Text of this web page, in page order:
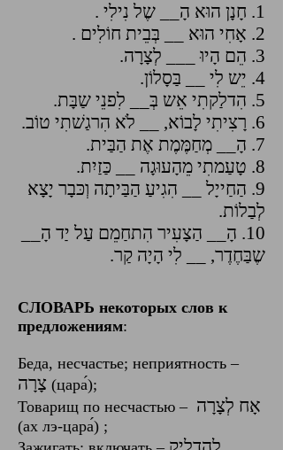
1. חָנָן הוּא הָ__ שֶל נִילִי .
2. אָחִי הוּא __ בְּבֵית חוֹלִים .
3. הֵם הָיוּ ___ לְצָרָה.
4. יֵש לִי __ בַּסָלוֹן.
5. הִדלַקתִי אֵש בְּ__ לִפנֵי שַבָּת.
6. רָצִיתִי לָבוֹא, __ לֹא הִרגַשׁתִי טוֹב.
7. הָ__ מְחַמֶּמֶת אֶת הַבַּית.
8. טָעַמתִי מֵהָעוּגָה __ כַּזַיִת.
9. הַחַייָל __ הִגִיעַ הַבַּיתָה וְכּבָר יָצָא
לְבַלוֹת.
10. הָ__ הַצָעִיר הִתחַמֵם עַל יַד הָ__
שֶבַּחֶדֶר, __ לִי הָיָה קַר.
СЛОВАРЬ некоторых слов к
предложениям:
Беда, несчастье; неприятность –
(цара́)‎;
Товарищ по несчастью – אָח לְצָרָה
(ах лэ-цара́) ;